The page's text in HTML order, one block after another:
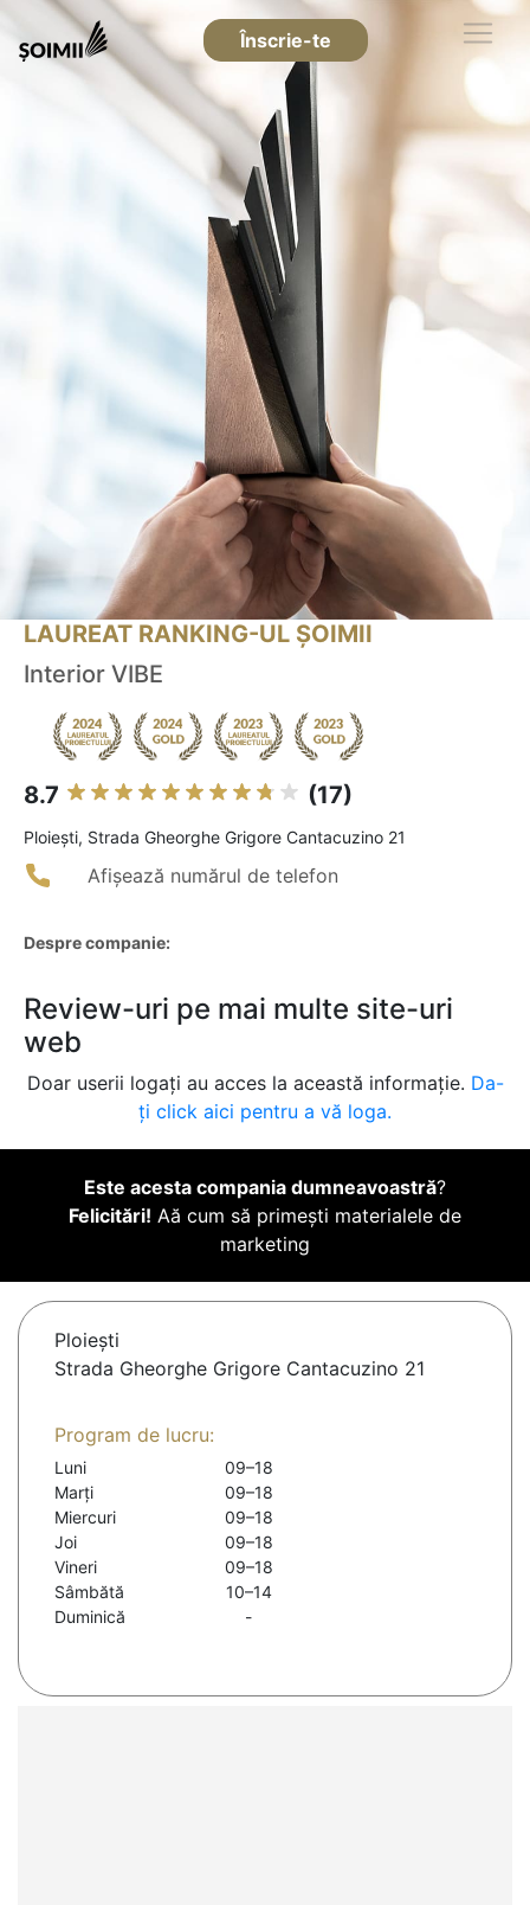
Înscrie-te
LAUREAT RANKING-UL ȘOIMII
Interior VIBE
8.7 (17)
Ploieşti, Strada Gheorghe Grigore Cantacuzino 21
Afișează numărul de telefon
Despre companie:
Review-uri pe mai multe site-uri
web
Doar userii logați au acces la această informație. Da-
ți click aici pentru a vă loga.
Este acesta compania dumneavoastră?
Felicitări! Aă cum să primești materialele de
marketing
Ploieşti
Strada Gheorghe Grigore Cantacuzino 21
Program de lucru:
Luni
09–18
Marți
09–18
Miercuri
09–18
Joi
09–18
Vineri
09–18
Sâmbătă
10–14
Duminică
-